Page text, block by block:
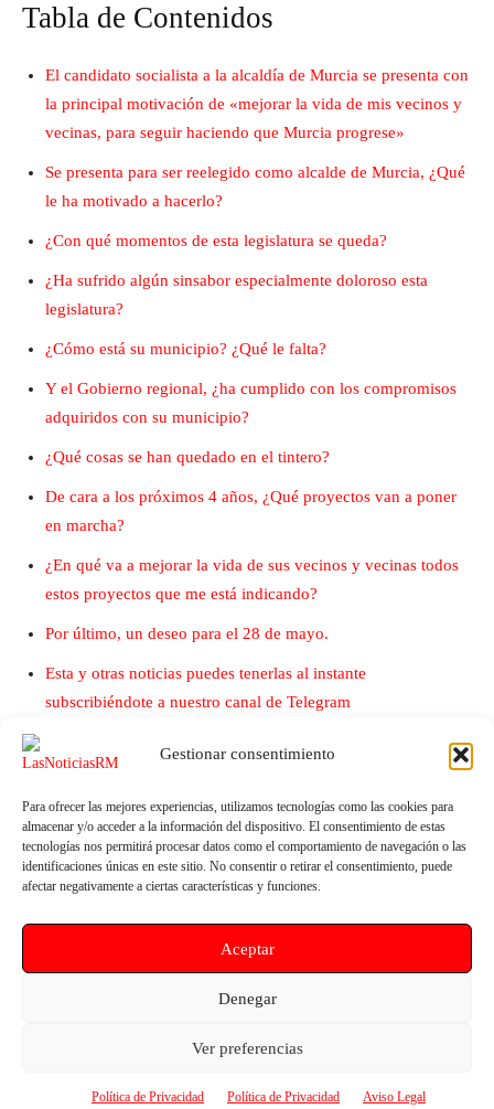
Gestionar consentimiento
Para ofrecer las mejores experiencias, utilizamos tecnologías como las cookies para
almacenar y/o acceder a la información del dispositivo. El consentimiento de estas
tecnologías nos permitirá procesar datos como el comportamiento de navegación o las
identificaciones únicas en este sitio. No consentir o retirar el consentimiento, puede
afectar negativamente a ciertas características y funciones.
Aceptar
Denegar
Ver preferencias
Política de Privacidad Política de Privacidad Aviso Legal
Tabla de Contenidos
El candidato socialista a la alcaldía de Murcia se presenta con
la principal motivación de «mejorar la vida de mis vecinos y
vecinas, para seguir haciendo que Murcia progrese»
Se presenta para ser reelegido como alcalde de Murcia, ¿Qué
le ha motivado a hacerlo?
¿Con qué momentos de esta legislatura se queda?
¿Ha sufrido algún sinsabor especialmente doloroso esta
legislatura?
¿Cómo está su municipio? ¿Qué le falta?
Y el Gobierno regional, ¿ha cumplido con los compromisos
adquiridos con su municipio?
¿Qué cosas se han quedado en el tintero?
De cara a los próximos 4 años, ¿Qué proyectos van a poner
en marcha?
¿En qué va a mejorar la vida de sus vecinos y vecinas todos
estos proyectos que me está indicando?
Por último, un deseo para el 28 de mayo.
Esta y otras noticias puedes tenerlas al instante
subscribiéndote a nuestro canal de Telegram
El Gobierno regional sostuvo
económicamente a la empresa
Castejón hasta su quiebra
Pepe Vélez igualará la pensión
no contributiva por jubilación